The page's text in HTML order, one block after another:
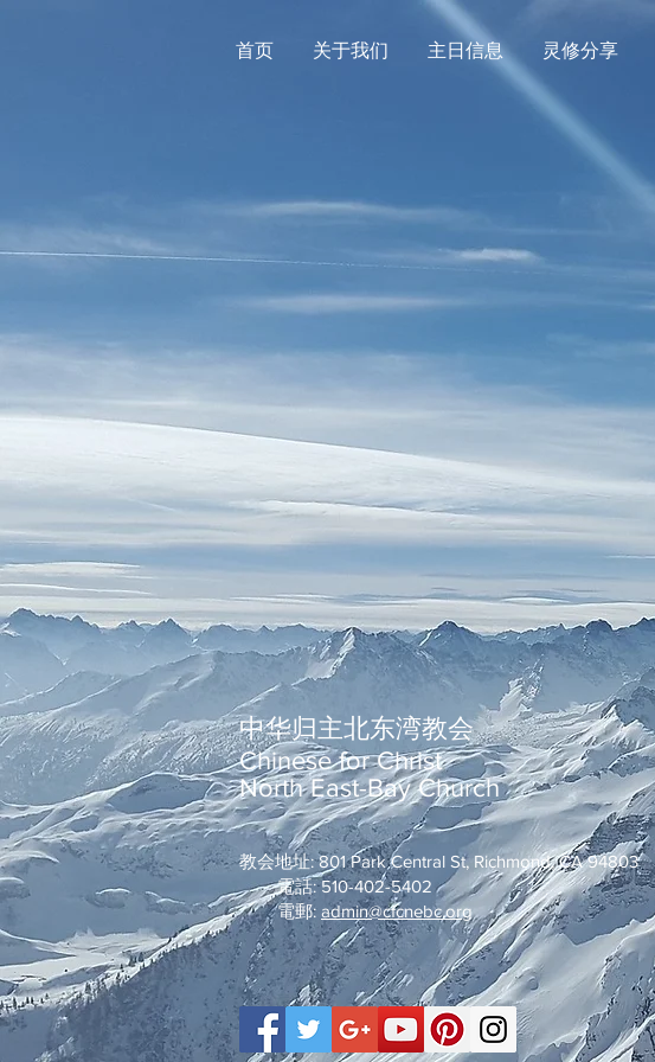
首页 关于我们 主日信息 灵修分享
中华归主北东湾教会
Chinese for Christ
North East-Bay Church
教会地址: 801 Park Central St, Richmond, CA 94803
電話: 510-402-5402
電郵: admin@cfcnebc.org